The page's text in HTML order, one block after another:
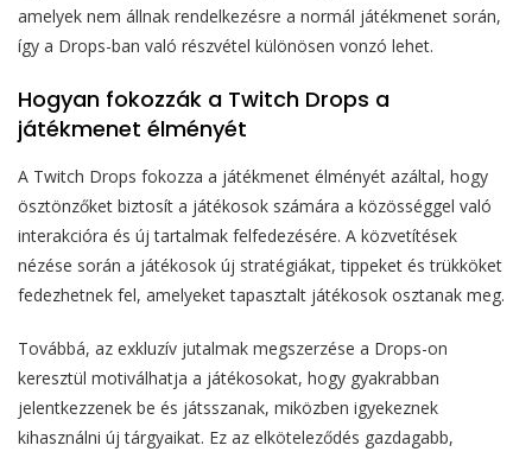
amelyek nem állnak rendelkezésre a normál játékmenet során,
így a Drops-ban való részvétel különösen vonzó lehet.
Hogyan fokozzák a Twitch Drops a
játékmenet élményét
A Twitch Drops fokozza a játékmenet élményét azáltal, hogy
ösztönzőket biztosít a játékosok számára a közösséggel való
interakcióra és új tartalmak felfedezésére. A közvetítések
nézése során a játékosok új stratégiákat, tippeket és trükköket
fedezhetnek fel, amelyeket tapasztalt játékosok osztanak meg.
Továbbá, az exkluzív jutalmak megszerzése a Drops-on
keresztül motiválhatja a játékosokat, hogy gyakrabban
jelentkezzenek be és játsszanak, miközben igyekeznek
kihasználni új tárgyaikat. Ez az elköteleződés gazdagabb,